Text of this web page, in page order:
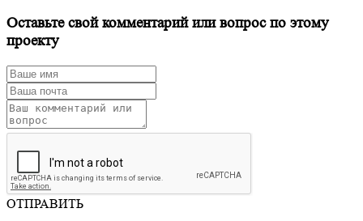
Оставьте свой комментарий или вопрос по этому
проекту
ОТПРАВИТЬ